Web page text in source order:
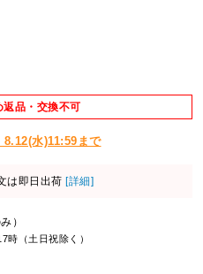
品・交換不可
8.12(水)11:59まで
は即日出荷 [詳細]
）
時（土日祝除く）